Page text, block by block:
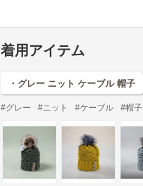
着用アイテム
・グレー ニット ケーブル 帽子
#グレー #ニット #ケーブル #帽子